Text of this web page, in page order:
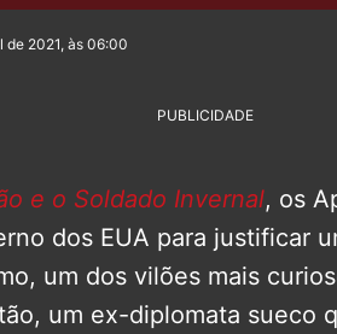
de 2021, às 06:00
PUBLICIDADE
e o Soldado Invernal, os
dos EUA para justificar
um dos vilões mais
um ex-diplomata sueco